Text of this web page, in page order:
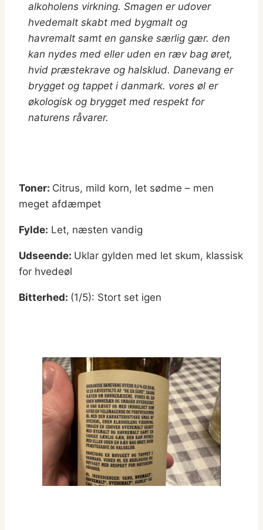
alkoholens virkning. Smagen er udover
hvedemalt skabt med bygmalt og
havremalt samt en ganske særlig gær. den
kan nydes med eller uden en ræv bag øret,
hvid præstekrave og halsklud. Danevang er
brygget og tappet i danmark. vores øl er
økologisk og brygget med respekt for
naturens råvarer.
Toner: Citrus, mild korn, let sødme – men
meget afdæmpet
Fylde: Let, næsten vandig
Udseende: Uklar gylden med let skum, klassisk
for hvedeøl
Bitterhed: (1/5): Stort set igen